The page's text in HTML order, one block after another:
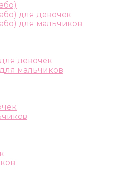
для девочек
для мальчиков
девочек
мальчиков